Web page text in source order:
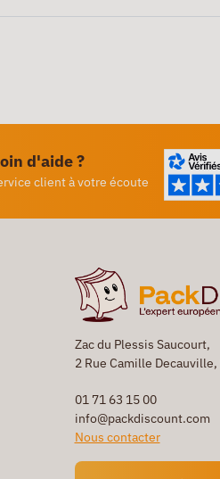
d'aide ?
client à votre écoute
Zac du Plessis Saucourt,
2 Rue Camille
01 71 63 15 00
info@packdiscount.com
Nous contacter